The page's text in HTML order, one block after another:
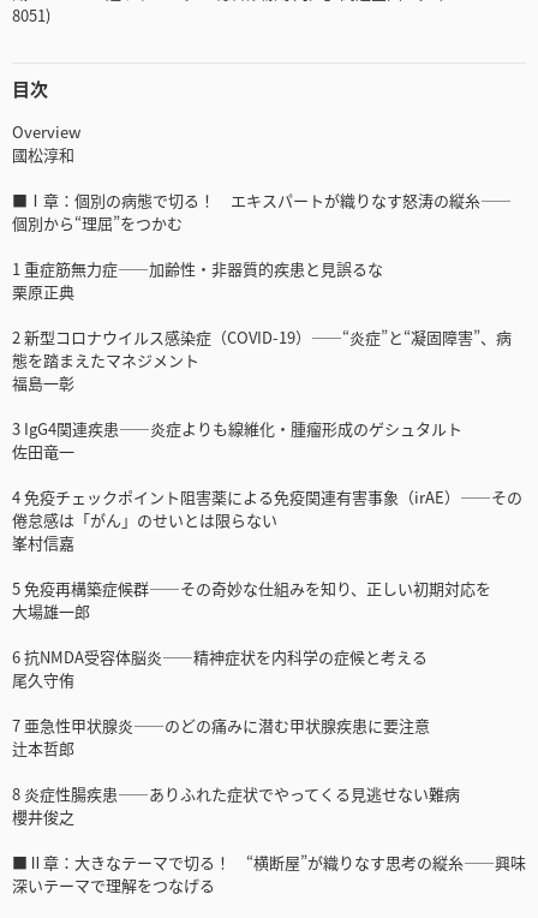
8051)
目次
Overview
國松淳和
■Ⅰ章：個別の病態で切る！ エキスパートが織りなす怒涛の縦糸――
個別から“理屈”をつかむ
1 重症筋無力症――加齢性・非器質的疾患と見誤るな
栗原正典
2 新型コロナウイルス感染症（COVID-19）――“炎症”と“凝固障害”、病
態を踏まえたマネジメント
福島一彰
3 IgG4関連疾患――炎症よりも線維化・腫瘤形成のゲシュタルト
佐田竜一
4 免疫チェックポイント阻害薬による免疫関連有害事象（irAE）――その
倦怠感は「がん」のせいとは限らない
峯村信嘉
5 免疫再構築症候群――その奇妙な仕組みを知り、正しい初期対応を
大場雄一郎
6 抗NMDA受容体脳炎――精神症状を内科学の症候と考える
尾久守侑
7 亜急性甲状腺炎――のどの痛みに潜む甲状腺疾患に要注意
辻本哲郎
8 炎症性腸疾患――ありふれた症状でやってくる見逃せない難病
櫻井俊之
■Ⅱ章：大きなテーマで切る！ “横断屋”が織りなす思考の縦糸――興味
深いテーマで理解をつなげる